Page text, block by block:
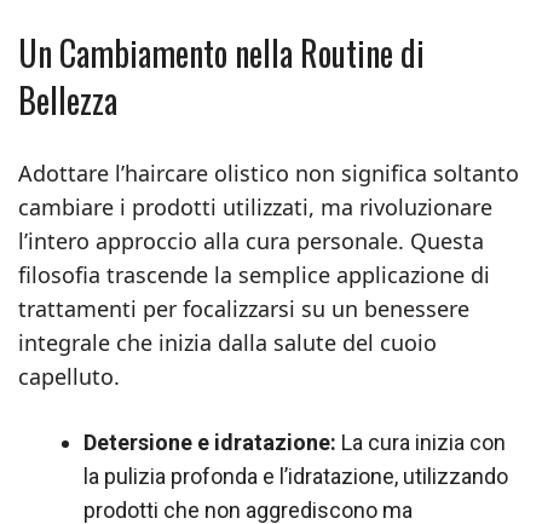
Un Cambiamento nella Routine di
Bellezza
Adottare l’haircare olistico non significa soltanto
cambiare i prodotti utilizzati, ma rivoluzionare
l’intero approccio alla cura personale. Questa
filosofia trascende la semplice applicazione di
trattamenti per focalizzarsi su un benessere
integrale che inizia dalla salute del cuoio
capelluto.
Detersione e idratazione: La cura inizia con
la pulizia profonda e l’idratazione, utilizzando
prodotti che non aggrediscono ma